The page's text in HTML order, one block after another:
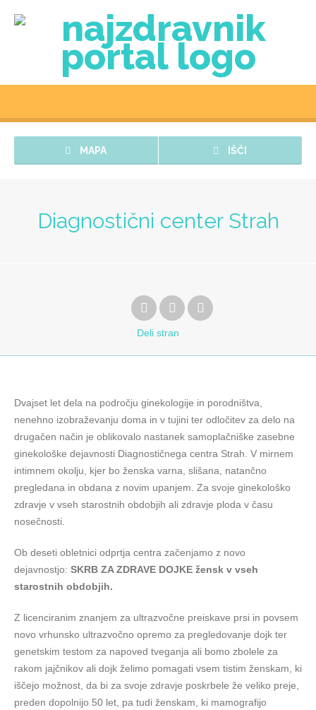
MAPA IŠČI
Diagnostični center Strah
Deli stran
Dvajset let dela na področju ginekologije in porodništva,
nenehno izobraževanju doma in v tujini ter odločitev za delo na
drugačen način je oblikovalo nastanek samoplačniške zasebne
ginekološke dejavnosti Diagnostičnega centra Strah. V mirnem
intimnem okolju, kjer bo ženska varna, slišana, natančno
pregledana in obdana z novim upanjem. Za svoje ginekološko
zdravje v vseh starostnih obdobjih ali zdravje ploda v času
nosečnosti.
Ob deseti obletnici odprtja centra začenjamo z novo
dejavnostjo: SKRB ZA ZDRAVE DOJKE žensk v vseh
starostnih obdobjih.
Z licenciranim znanjem za ultrazvočne preiskave prsi in povsem
novo vrhunsko ultrazvočno opremo za pregledovanje dojk ter
genetskim testom za napoved tveganja ali bomo zbolele za
rakom jajčnikov ali dojk želimo pomagati vsem tistim ženskam, ki
iščejo možnost, da bi za svoje zdravje poskrbele že veliko preje,
preden dopolnijo 50 let, pa tudi ženskam, ki mamografijo